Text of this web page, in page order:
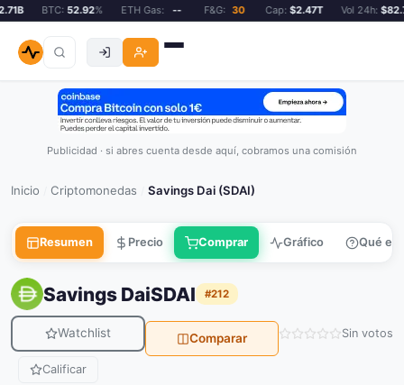
BTC:52.92% ETH Gas: -- F&G: 30 Cap:$2.47T Vol 24h:
Publicidad · si abres cuenta desde aquí, cobramos una comisión
Inicio Criptomonedas Savings Dai (SDAI)
Resumen Precio Comprar Gráfico Qué es
Savings DaiSDAI #212
Watchlist Comparar Sin votos
Calificar